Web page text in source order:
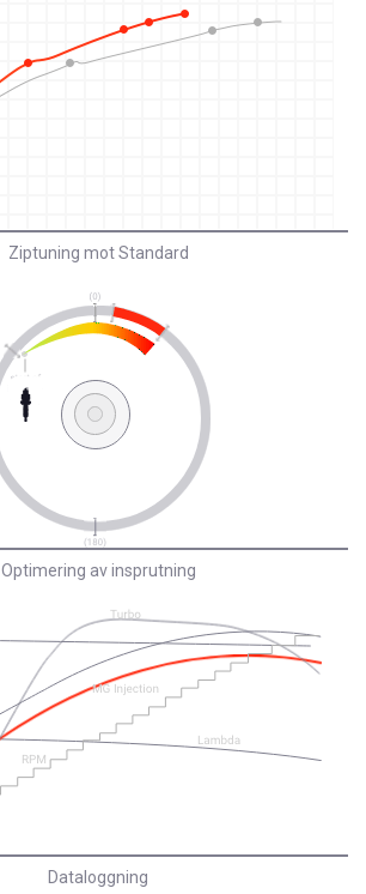
Ziptuning mot Standard
Optimering av insprutning
Dataloggning